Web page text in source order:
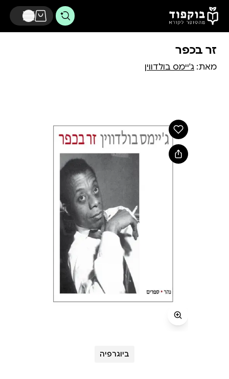
דלג לתוכן הראשי
זר בכפר
מאת: ג'יימס בולדווין
ביוגרפיה